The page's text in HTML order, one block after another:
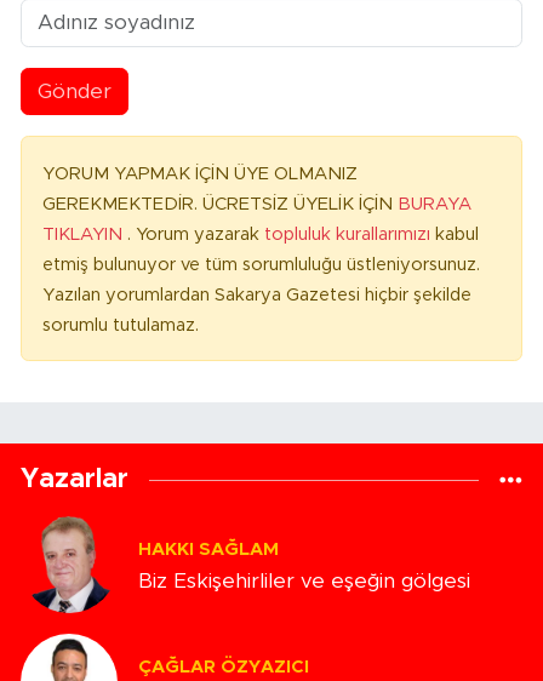
Gönder
YORUM YAPMAK İÇİN ÜYE OLMANIZ
GEREKMEKTEDİR. ÜCRETSİZ ÜYELİK İÇİN BURAYA
TIKLAYIN . Yorum yazarak topluluk kurallarımızı kabul
etmiş bulunuyor ve tüm sorumluluğu üstleniyorsunuz.
Yazılan yorumlardan Sakarya Gazetesi hiçbir şekilde
sorumlu tutulamaz.
Yazarlar
HAKKI SAĞLAM
Biz Eskişehirliler ve eşeğin gölgesi
ÇAĞLAR ÖZYAZICI